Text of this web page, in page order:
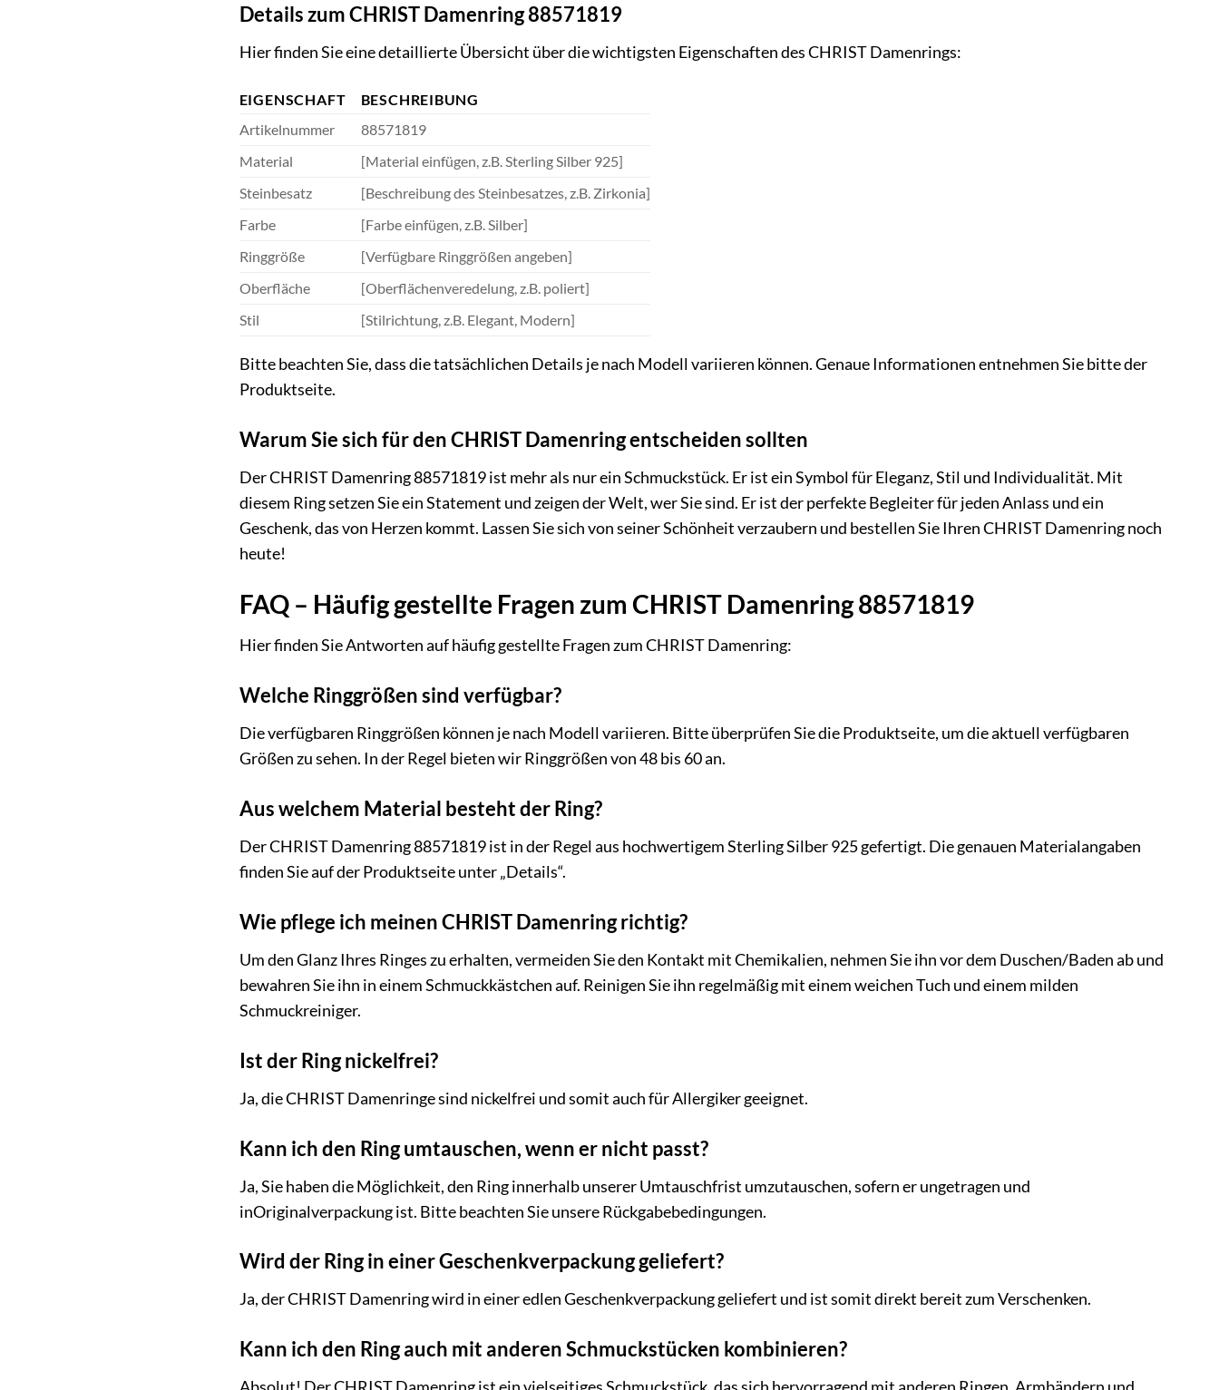
Details zum CHRIST Damenring 88571819
Hier finden Sie eine detaillierte Übersicht über die wichtigsten Eigenschaften des CHRIST Damenrings:
EIGENSCHAFT
BESCHREIBUNG
Artikelnummer
88571819
Material
[Material einfügen, z.B. Sterling Silber 925]
Steinbesatz
[Beschreibung des Steinbesatzes, z.B. Zirkonia]
Farbe
[Farbe einfügen, z.B. Silber]
Ringgröße
[Verfügbare Ringgrößen angeben]
Oberfläche
[Oberflächenveredelung, z.B. poliert]
Stil
[Stilrichtung, z.B. Elegant, Modern]
Bitte beachten Sie, dass die tatsächlichen Details je nach Modell variieren können. Genaue Informationen entnehmen Sie bitte der
Produktseite.
Warum Sie sich für den CHRIST Damenring entscheiden sollten
Der CHRIST Damenring 88571819 ist mehr als nur ein Schmuckstück. Er ist ein Symbol für Eleganz, Stil und Individualität. Mit
diesem Ring setzen Sie ein Statement und zeigen der Welt, wer Sie sind. Er ist der perfekte Begleiter für jeden Anlass und ein
Geschenk, das von Herzen kommt. Lassen Sie sich von seiner Schönheit verzaubern und bestellen Sie Ihren CHRIST Damenring noch
heute!
FAQ – Häufig gestellte Fragen zum CHRIST Damenring 88571819
Hier finden Sie Antworten auf häufig gestellte Fragen zum CHRIST Damenring:
Welche Ringgrößen sind verfügbar?
Die verfügbaren Ringgrößen können je nach Modell variieren. Bitte überprüfen Sie die Produktseite, um die aktuell verfügbaren
Größen zu sehen. In der Regel bieten wir Ringgrößen von 48 bis 60 an.
Aus welchem Material besteht der Ring?
Der CHRIST Damenring 88571819 ist in der Regel aus hochwertigem Sterling Silber 925 gefertigt. Die genauen Materialangaben
finden Sie auf der Produktseite unter „Details“.
Wie pflege ich meinen CHRIST Damenring richtig?
Um den Glanz Ihres Ringes zu erhalten, vermeiden Sie den Kontakt mit Chemikalien, nehmen Sie ihn vor dem Duschen/Baden ab und
bewahren Sie ihn in einem Schmuckkästchen auf. Reinigen Sie ihn regelmäßig mit einem weichen Tuch und einem milden
Schmuckreiniger.
Ist der Ring nickelfrei?
Ja, die CHRIST Damenringe sind nickelfrei und somit auch für Allergiker geeignet.
Kann ich den Ring umtauschen, wenn er nicht passt?
Ja, Sie haben die Möglichkeit, den Ring innerhalb unserer Umtauschfrist umzutauschen, sofern er ungetragen und
inOriginalverpackung ist. Bitte beachten Sie unsere Rückgabebedingungen.
Wird der Ring in einer Geschenkverpackung geliefert?
Ja, der CHRIST Damenring wird in einer edlen Geschenkverpackung geliefert und ist somit direkt bereit zum Verschenken.
Kann ich den Ring auch mit anderen Schmuckstücken kombinieren?